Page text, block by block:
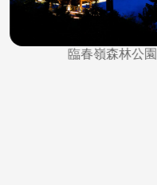
臨春嶺森林公園